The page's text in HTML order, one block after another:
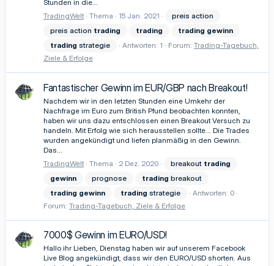
Stunden in die...
TradingWelt Thema 15 Jan. 2021
preis action
preis action trading trading trading gewinn
trading strategie Antworten: 1 Forum: Trading-Tagebuch,
Ziele & Erfolge
Fantastischer Gewinn im EUR/GBP nach Breakout!
Nachdem wir in den letzten Stunden eine Umkehr der
Nachfrage im Euro zum British Pfund beobachten konnten,
haben wir uns dazu entschlossen einen Breakout Versuch zu
handeln. Mit Erfolg wie sich herausstellen sollte... Die Trades
wurden angekündigt und liefen planmäßig in den Gewinn.
Das...
TradingWelt Thema 2 Dez. 2020 breakout trading
gewinn
prognose trading breakout
trading gewinn trading strategie
Antworten: 0
Forum: Trading-Tagebuch, Ziele & Erfolge
7000$ Gewinn im EURO/USD!
Hallo ihr Lieben, Dienstag haben wir auf unserem Facebook
Live Blog angekündigt, dass wir den EURO/USD shorten. Aus